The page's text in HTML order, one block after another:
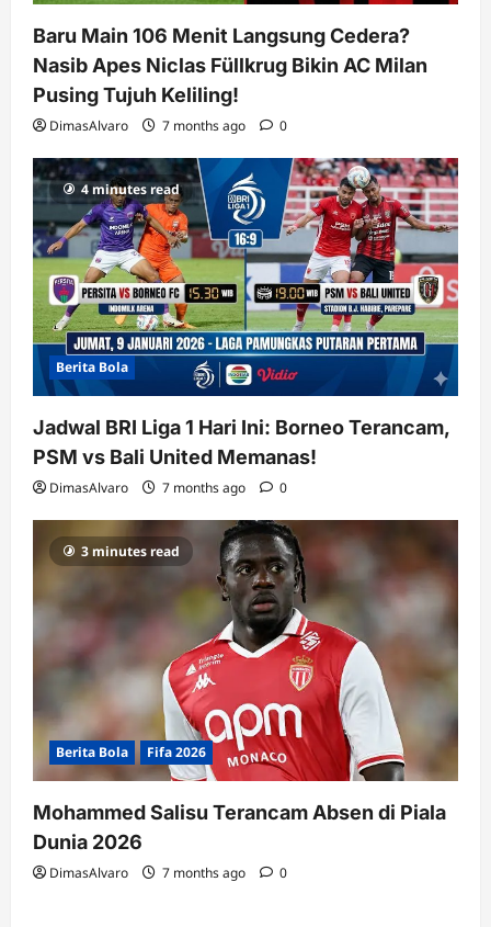
Baru Main 106 Menit Langsung Cedera?
Nasib Apes Niclas Füllkrug Bikin AC Milan
Pusing Tujuh Keliling!
DimasAlvaro 7 months ago 0
4 minutes read
Berita Bola
Jadwal BRI Liga 1 Hari Ini: Borneo Terancam,
PSM vs Bali United Memanas!
DimasAlvaro 7 months ago 0
3 minutes read
Berita Bola Fifa 2026
Mohammed Salisu Terancam Absen di Piala
Dunia 2026
DimasAlvaro 7 months ago 0